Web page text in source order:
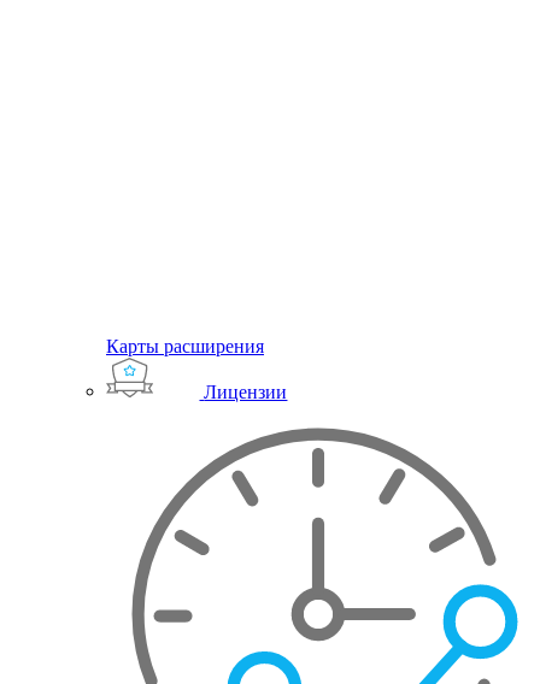
Карты расширения
Лицензии